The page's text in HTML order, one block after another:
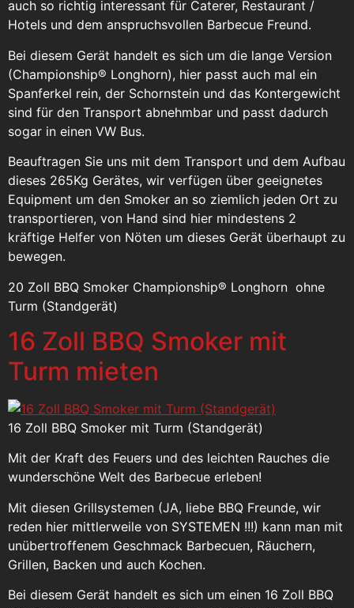
auch so richtig interessant für Caterer, Restaurant /
Hotels und dem anspruchsvollen Barbecue Freund.
Bei diesem Gerät handelt es sich um die lange Version
(Championship® Longhorn), hier passt auch mal ein
Spanferkel rein, der Schornstein und das Kontergewicht
sind für den Transport abnehmbar und passt dadurch
sogar in einen VW Bus.
Beauftragen Sie uns mit dem Transport und dem Aufbau
dieses 265Kg Gerätes, wir verfügen über geeignetes
Equipment um den Smoker an so ziemlich jeden Ort zu
transportieren, von Hand sind hier mindestens 2
kräftige Helfer von Nöten um dieses Gerät überhaupt zu
bewegen.
20 Zoll BBQ Smoker Championship® Longhorn ohne
Turm (Standgerät)
16 Zoll BBQ Smoker mit
Turm mieten
16 Zoll BBQ Smoker mit Turm (Standgerät)
Mit der Kraft des Feuers und des leichten Rauches die
wunderschöne Welt des Barbecue erleben!
Mit diesen Grillsystemen (JA, liebe BBQ Freunde, wir
reden hier mittlerweile von SYSTEMEN !!!) kann man mit
unübertroffenem Geschmack Barbecuen, Räuchern,
Grillen, Backen und auch Kochen.
Bei diesem Gerät handelt es sich um einen 16 Zoll BBQ